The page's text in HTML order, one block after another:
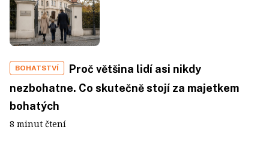
BOHATSTVÍ
Proč většina lidí asi nikdy
nezbohatne. Co skutečně stojí za majetkem
bohatých
8 minut čtení